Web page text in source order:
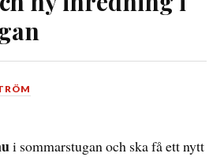
i sommarstugan och ska få ett nytt